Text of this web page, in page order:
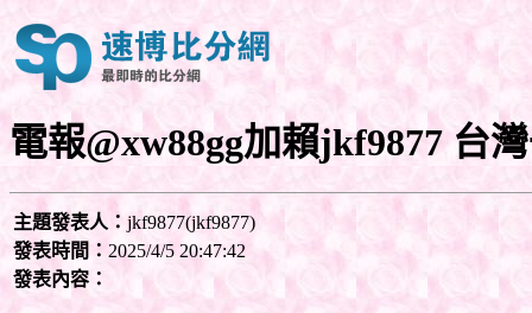
電報@xw88gg加賴jkf9877 台
主題發表人： jkf9877(jkf9877)
發表時間： 2025/4/5 20:47:42
發表內容：